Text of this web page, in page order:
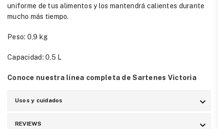
uniforme de tus alimentos y los mantendrá calientes durante
mucho más tiempo.
Peso: 0,9 kg
Capacidad: 0,5 L
Conoce nuestra línea completa de Sartenes Victoria
Usos y cuidados
REVIEWS